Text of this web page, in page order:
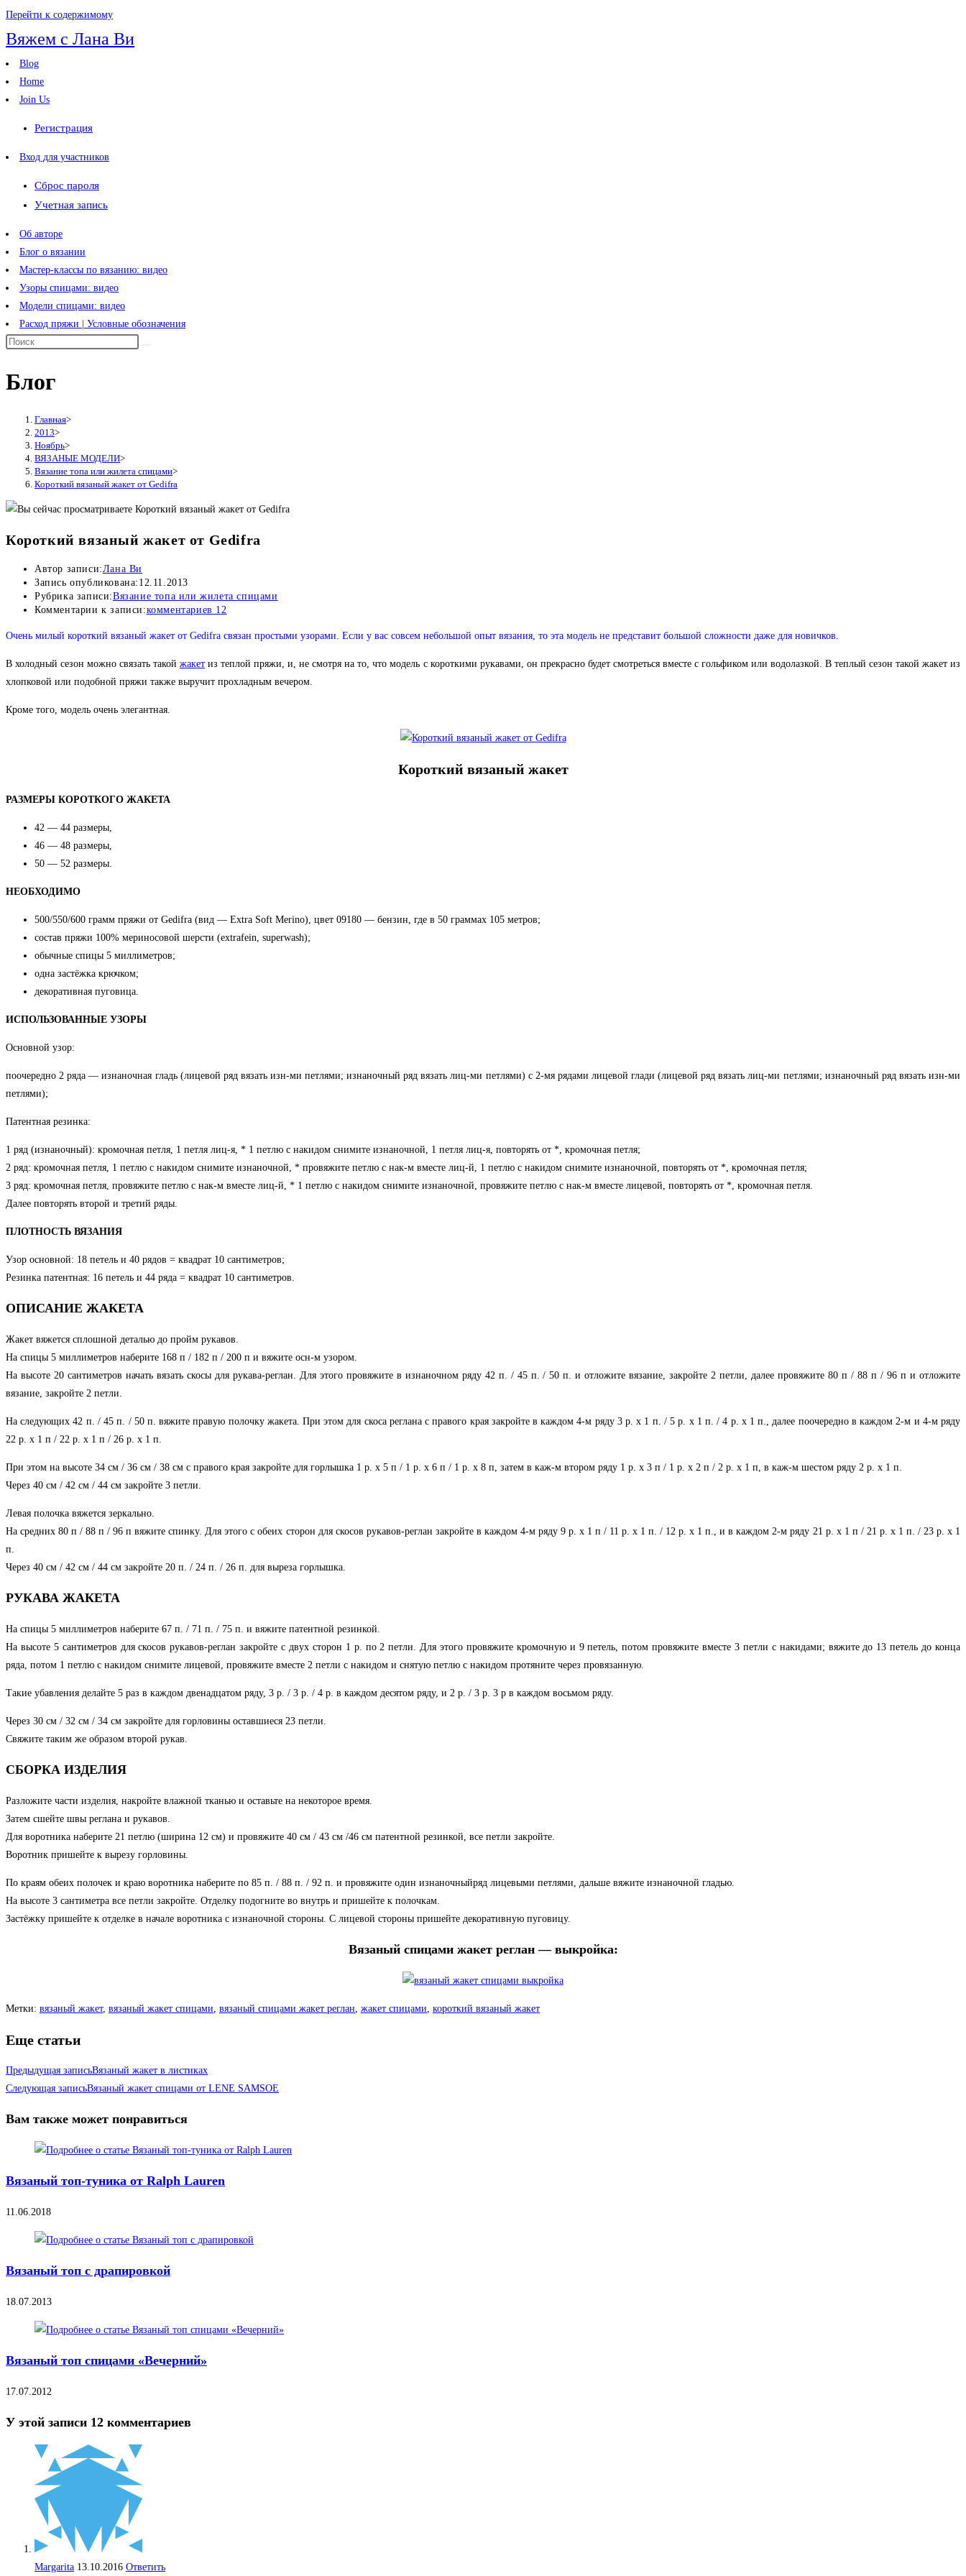
Перейти к содержимому
Вяжем с Лана Ви
Blog
Home
Join Us
Регистрация
Вход для участников
Сброс пароля
Учетная запись
Об авторе
Блог о вязании
Мастер-классы по вязанию: видео
Узоры спицами: видео
Модели спицами: видео
Расход пряжи | Условные обозначения
Блог
Главная>
2013>
Ноябрь>
ВЯЗАНЫЕ МОДЕЛИ>
Вязание топа или жилета спицами>
Короткий вязаный жакет от Gedifra
Короткий вязаный жакет от Gedifra
Автор записи:Лана Ви
Запись опубликована: 12.11.2013
Рубрика записи:Вязание топа или жилета спицами
Комментарии к записи:комментариев 12
Очень милый короткий вязаный жакет от Gedifra связан простыми узорами. Если у вас совсем небольшой опыт вязания, то эта модель не представит большой сложности даже для новичков.
В холодный сезон можно связать такойжакет из теплой пряжи, и, не смотря на то, что модель с короткими рукавами, он прекрасно будет смотреться вместе с гольфиком или водолазкой. В теплый сезон такой жакет из
хлопковой или подобной пряжи также выручит прохладным вечером.
Кроме того, модель очень элегантная.
Короткий вязаный жакет
РАЗМЕРЫ КОРОТКОГО ЖАКЕТА
42 — 44 размеры,
46 — 48 размеры,
50 — 52 размеры.
НЕОБХОДИМО
500/550/600 грамм пряжи от Gedifra (вид — Extra Soft Merino), цвет 09180 — бензин, где в 50 граммах 105 метров;
состав пряжи 100% мериносовой шерсти (extrafein, superwash);
обычные спицы 5 миллиметров;
одна застёжка крючком;
декоративная пуговица.
ИСПОЛЬЗОВАННЫЕ УЗОРЫ
Основной узор:
поочередно 2 ряда — изнаночная гладь (лицевой ряд вязать изн-ми петлями; изнаночный ряд вязать лиц-ми петлями) с 2-мя рядами лицевой глади (лицевой ряд вязать лиц-ми петлями; изнаночный ряд вязать изн-ми
петлями);
Патентная резинка:
1 ряд (изнаночный): кромочная петля, 1 петля лиц-я, * 1 петлю с накидом снимите изнаночной, 1 петля лиц-я, повторять от *, кромочная петля;
2 ряд: кромочная петля, 1 петлю с накидом снимите изнаночной, * провяжите петлю с нак-м вместе лиц-й, 1 петлю с накидом снимите изнаночной, повторять от *, кромочная петля;
3 ряд: кромочная петля, провяжите петлю с нак-м вместе лиц-й, * 1 петлю с накидом снимите изнаночной, провяжите петлю с нак-м вместе лицевой, повторять от *, кромочная петля.
Далее повторять второй и третий ряды.
ПЛОТНОСТЬ ВЯЗАНИЯ
Узор основной: 18 петель и 40 рядов = квадрат 10 сантиметров;
Резинка патентная: 16 петель и 44 ряда = квадрат 10 сантиметров.
ОПИСАНИЕ ЖАКЕТА
Жакет вяжется сплошной деталью до пройм рукавов.
На спицы 5 миллиметров наберите 168 п / 182 п / 200 п и вяжите осн-м узором.
На высоте 20 сантиметров начать вязать скосы для рукава-реглан. Для этого провяжите в изнаночном ряду 42 п. / 45 п. / 50 п. и отложите вязание, закройте 2 петли, далее провяжите 80 п / 88 п / 96 п и отложите
вязание, закройте 2 петли.
На следующих 42 п. / 45 п. / 50 п. вяжите правую полочку жакета. При этом для скоса реглана с правого края закройте в каждом 4-м ряду 3 р. x 1 п. / 5 р. х 1 п. / 4 р. х 1 п., далее поочередно в каждом 2-м и 4-м ряду
22 р. x 1 п / 22 р. x 1 п / 26 р. x 1 п.
При этом на высоте 34 см / 36 см / 38 см с правого края закройте для горлышка 1 р. x 5 п / 1 р. x 6 п / 1 р. x 8 п, затем в каж-м втором ряду 1 р. x 3 п / 1 р. x 2 п / 2 р. x 1 п, в каж-м шестом ряду 2 р. x 1 п.
Через 40 см / 42 см / 44 см закройте 3 петли.
Левая полочка вяжется зеркально.
На средних 80 п / 88 п / 96 п вяжите спинку. Для этого с обеих сторон для скосов рукавов-реглан закройте в каждом 4-м ряду 9 р. x 1 п / 11 р. x 1 п. / 12 р. x 1 п., и в каждом 2-м ряду 21 р. x 1 п / 21 р. x 1 п. / 23 р. x 1
п.
Через 40 см / 42 см / 44 см закройте 20 п. / 24 п. / 26 п. для выреза горлышка.
РУКАВА ЖАКЕТА
На спицы 5 миллиметров наберите 67 п. / 71 п. / 75 п. и вяжите патентной резинкой.
На высоте 5 сантиметров для скосов рукавов-реглан закройте с двух сторон 1 р. по 2 петли. Для этого провяжите кромочную и 9 петель, потом провяжите вместе 3 петли с накидами; вяжите до 13 петель до конца
ряда, потом 1 петлю с накидом снимите лицевой, провяжите вместе 2 петли с накидом и снятую петлю с накидом протяните через провязанную.
Такие убавления делайте 5 раз в каждом двенадцатом ряду, 3 р. / 3 р. / 4 р. в каждом десятом ряду, и 2 р. / 3 р. 3 р в каждом восьмом ряду.
Через 30 см / 32 см / 34 см закройте для горловины оставшиеся 23 петли.
Свяжите таким же образом второй рукав.
СБОРКА ИЗДЕЛИЯ
Разложите части изделия, накройте влажной тканью и оставьте на некоторое время.
Затем сшейте швы реглана и рукавов.
Для воротника наберите 21 петлю (ширина 12 см) и провяжите 40 см / 43 см /46 см патентной резинкой, все петли закройте.
Воротник пришейте к вырезу горловины.
По краям обеих полочек и краю воротника наберите по 85 п. / 88 п. / 92 п. и провяжите один изнаночныйряд лицевыми петлями, дальше вяжите изнаночной гладью.
На высоте 3 сантиметра все петли закройте. Отделку подогните во внутрь и пришейте к полочкам.
Застёжку пришейте к отделке в начале воротника с изнаночной стороны. С лицевой стороны пришейте декоративную пуговицу.
Вязаный спицами жакет реглан — выкройка:
Метки: вязаный жакет, вязаный жакет спицами, вязаный спицами жакет реглан, жакет спицами, короткий вязаный жакет
Еще статьи
Предыдущая записьВязаный жакет в листиках
Следующая записьВязаный жакет спицами от LENE SAMSOE
Вам также может понравиться
Вязаный топ-туника от Ralph Lauren
11.06.2018
Вязаный топ с драпировкой
18.07.2013
Вязаный топ спицами «Вечерний»
17.07.2012
У этой записи 12 комментариев
Margarita 13.10.2016 Ответить